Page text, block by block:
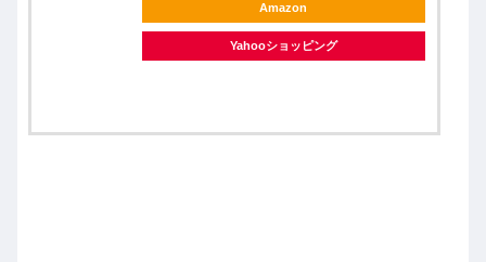
Amazon
Yahooショッピング